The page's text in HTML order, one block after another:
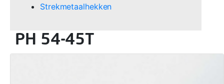
Strekmetaalhekken
PH 54-45T